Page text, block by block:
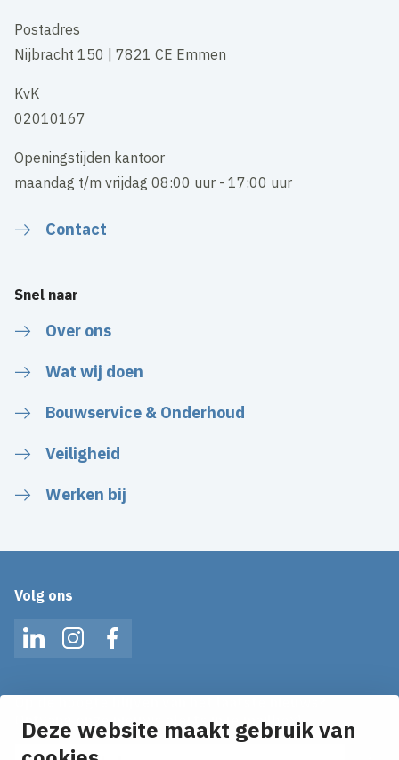
Deze website maakt gebruik van
Postadres
Nijbracht 150 | 7821 CE Emmen
KvK
02010167
Openingstijden kantoor
maandag t/m vrijdag 08:00 uur - 17:00 uur
Contact
Snel naar
Over ons
Wat wij doen
Bouwservice & Onderhoud
Veiligheid
Werken bij
Volg ons
LinkedInInstagramFacebook
Ontvang onze nieuws alerts in je mailbox!
E-mailadres